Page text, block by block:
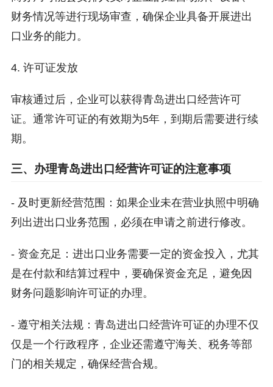
财务情况等进行现场审查，确保企业具备开展进出
口业务的能力。
4. 许可证发放
审核通过后，企业可以获得青岛进出口经营许可
证。通常许可证的有效期为5年，到期后需要进行续
期。
三、办理青岛进出口经营许可证的注意事项
- 及时更新经营范围：如果企业未在营业执照中明确
列出进出口业务范围，必须在申请之前进行修改。
- 资金充足：进出口业务需要一定的资金投入，尤其
是在付款和结算过程中，要确保资金充足，避免因
财务问题影响许可证的办理。
- 遵守相关法规：青岛进出口经营许可证的办理不仅
仅是一个行政程序，企业还需遵守海关、税务等部
门的相关规定，确保经营合规。